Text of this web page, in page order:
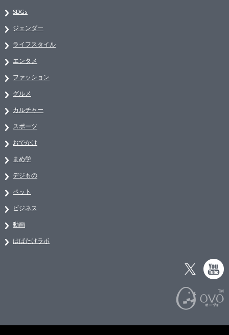
SDGs
ジェンダー
ライフスタイル
エンタメ
ファッション
グルメ
カルチャー
スポーツ
おでかけ
まめ学
デジもの
ペット
ビジネス
動画
はばたけラボ